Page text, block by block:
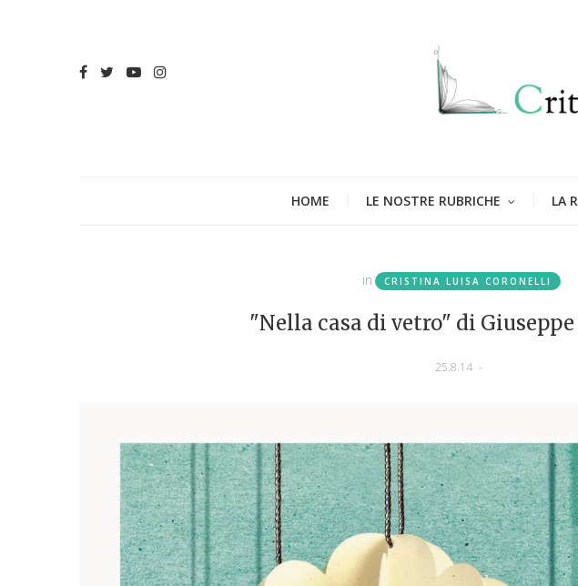
HOME LE NOSTRE RUBRICHE LA
in CRISTINA LUISA CORONELLI
"Nella casa di vetro" di
25.8.14 -